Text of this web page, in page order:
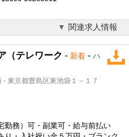
関連求人情報
（テレワーク - 新着 - ハ
東京都豊島区東池袋１－１７
勤務）可・副業可・給与前払い